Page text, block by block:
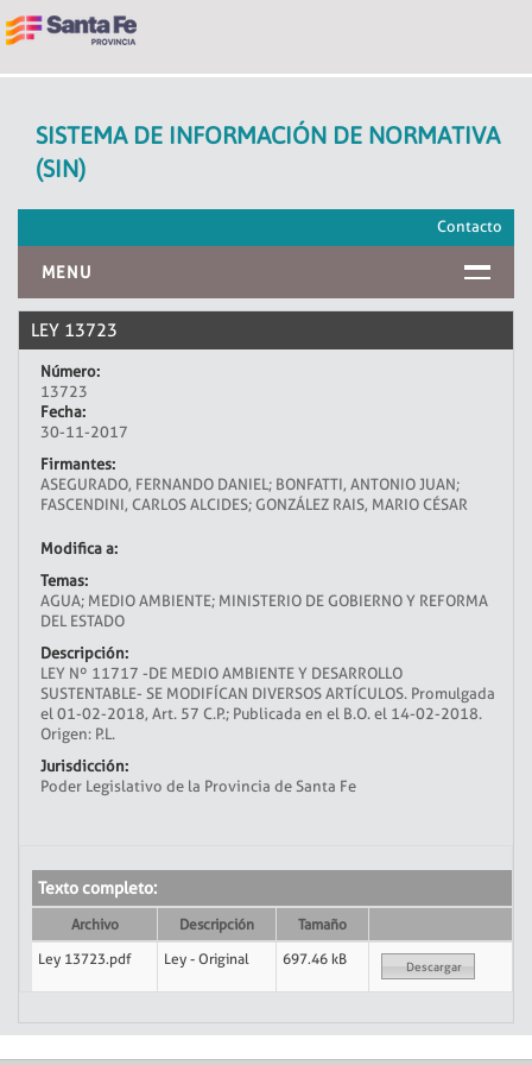
SISTEMA DE INFORMACIÓN DE NORMATIVA
(SIN)
Contacto
MENU
INICIO
LEY 13723
Número:
13723
Fecha:
30-11-2017
Firmantes:
ASEGURADO, FERNANDO DANIEL; BONFATTI, ANTONIO JUAN;
FASCENDINI, CARLOS ALCIDES; GONZÁLEZ RAIS, MARIO CÉSAR
Modifica a:
Temas:
AGUA; MEDIO AMBIENTE; MINISTERIO DE GOBIERNO Y REFORMA
DEL ESTADO
Descripción:
LEY Nº 11717 -DE MEDIO AMBIENTE Y DESARROLLO
SUSTENTABLE- SE MODIFÍCAN DIVERSOS ARTÍCULOS. Promulgada
el 01-02-2018, Art. 57 C.P.; Publicada en el B.O. el 14-02-2018.
Origen: P.L.
Jurisdicción:
Poder Legislativo de la Provincia de Santa Fe
Texto completo:
Archivo Descripción
Tamaño
Ley 13723.pdf
Ley - Original 697.46 kB Descargar